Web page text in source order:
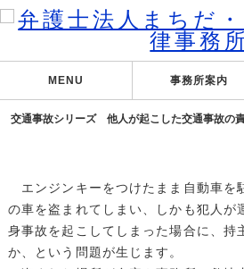
MENU 事務所案内
交通事故シリーズ 他人が起こした交通事故の
エンジンキーをつけたまま自動車を
の車を盗まれてしまい、しかも犯人が
身事故を起こしてしまった場合に、持
か、という問題が生じます。